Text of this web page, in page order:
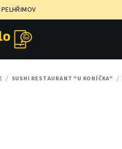
PELHŘIMOV
/ SUSHI RESTAURANT "U KONÍČKA" /